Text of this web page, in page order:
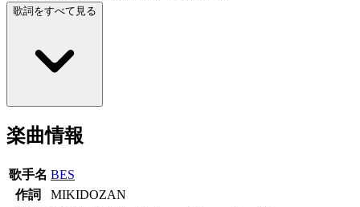
歌詞をすべて見る
楽曲情報
歌手名 BES
作詞
MIKIDOZAN